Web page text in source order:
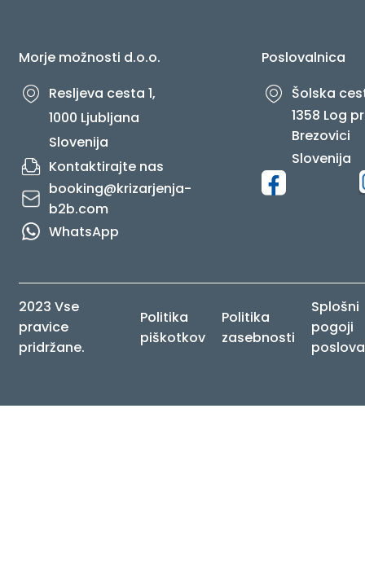
Morje možnosti d.o.o.
Resljeva cesta 1,
1000 Ljubljana
Slovenija
Kontaktirajte nas
booking@krizarjenja-
b2b.com
WhatsApp
Poslovalnica
Šolska
1358 Log
Brezovici
Slovenija
2023 Vse
pravice
pridržane.
Politika
piškotkov
Politika
zasebnosti
Splošni
pogoji